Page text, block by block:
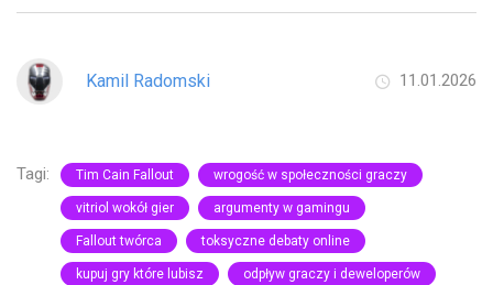
Kamil Radomski 11.01.2026
Tagi: Tim Cain Fallout wrogość w społeczności graczy
vitriol wokół gier argumenty w gamingu
Fallout twórca toksyczne debaty online
kupuj gry które lubisz odpływ graczy i deweloperów